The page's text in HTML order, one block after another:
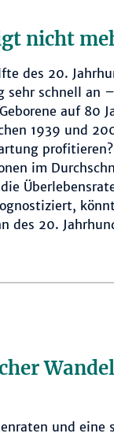
nicht
des 20.
sehr schnell an
auf 80
1939 und
im
des 20.
und eine